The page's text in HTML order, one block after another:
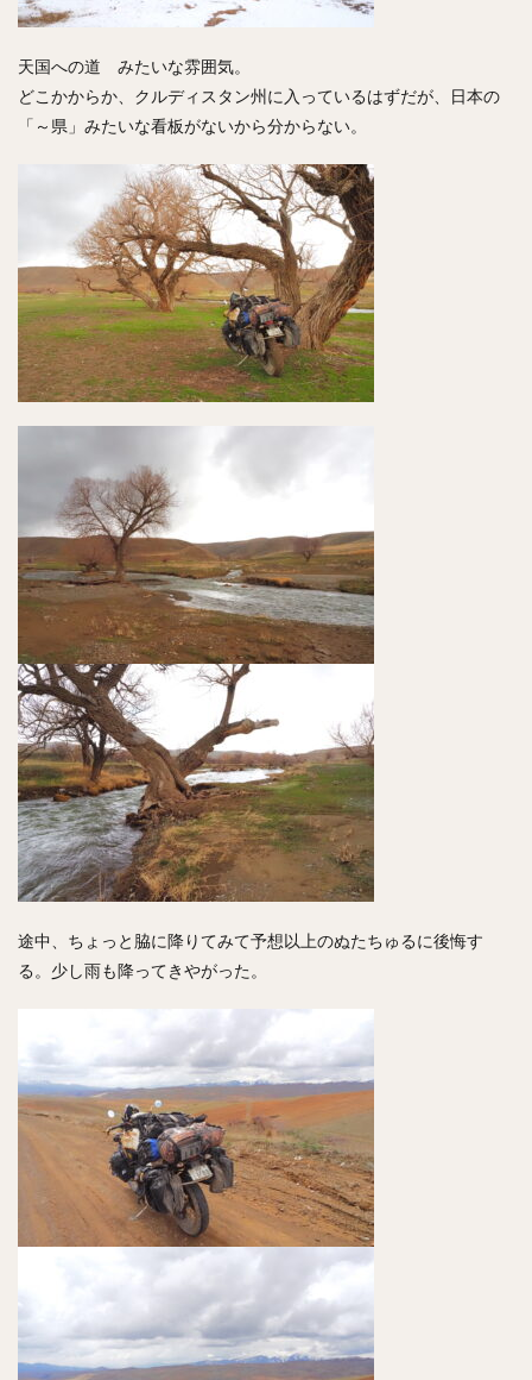
天国への道 みたいな雰囲気。
どこかからか、クルディスタン州に入っているはずだが、日本の
「～県」みたいな看板がないから分からない。
途中、ちょっと脇に降りてみて予想以上のぬたちゅるに後悔す
る。少し雨も降ってきやがった。